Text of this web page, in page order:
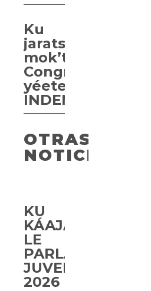
Ku
jarats’íibtiko’ob
mok’taan
Congreso
yéetel
INDEMAYA
OTRAS
NOTICIAS
KU
KÁAJAL
LE
PARLAMENTO
JUVENIL
2026